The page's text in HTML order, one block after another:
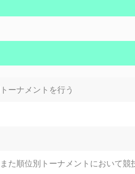
ーナメントを行う
た順位別トーナメントにおいて競